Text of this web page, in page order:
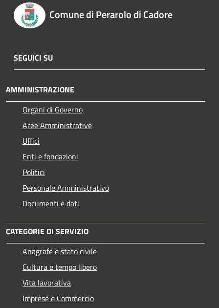
Comune di Perarolo di Cadore
SEGUICI SU
AMMINISTRAZIONE
Organi di Governo
Aree Amministrative
Uffici
Enti e fondazioni
Politici
Personale Amministrativo
Documenti e dati
CATEGORIE DI SERVIZIO
Anagrafe e stato civile
Cultura e tempo libero
Vita lavorativa
Imprese e Commercio